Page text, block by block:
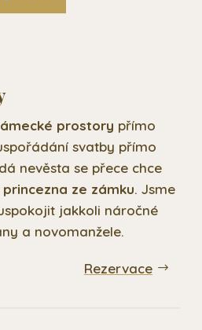
prostory přímo
svatby přímo
nevěsta se přece chce
princezna ze zámku. Jsme
jakkoli náročné
a novomanžele.
Rezervace